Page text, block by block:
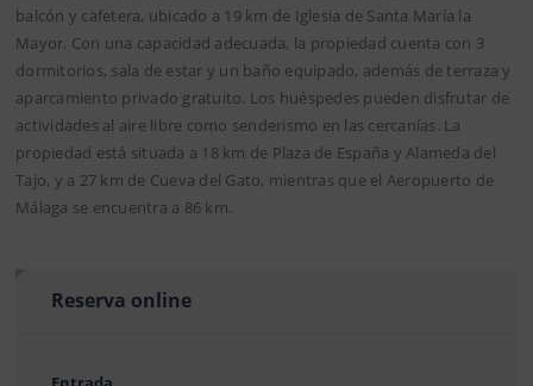
balcón y cafetera, ubicado a 19 km de Iglesia de Santa María la
Mayor. Con una capacidad adecuada, la propiedad cuenta con 3
dormitorios, sala de estar y un baño equipado, además de terraza y
aparcamiento privado gratuito. Los huéspedes pueden disfrutar de
actividades al aire libre como senderismo en las cercanías. La
propiedad está situada a 18 km de Plaza de España y Alameda del
Tajo, y a 27 km de Cueva del Gato, mientras que el Aeropuerto de
Málaga se encuentra a 86 km.
Reserva online